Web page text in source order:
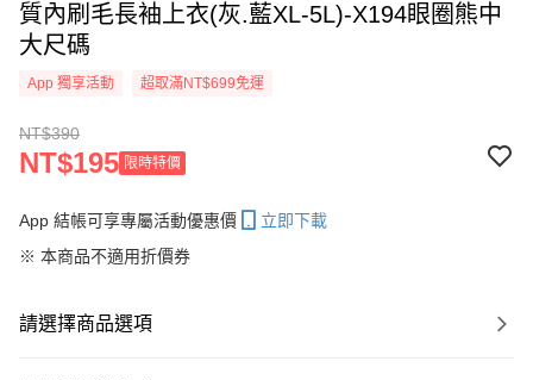
質內刷毛長袖上衣(灰.藍XL-5L)-X194眼圈熊中
大尺碼
App 獨享活動 超取滿NT$699免運
NT$390
NT$195 限時特價
App 結帳可享專屬活動優惠價
立即下載
※ 本商品不適用折價券
請選擇商品選項